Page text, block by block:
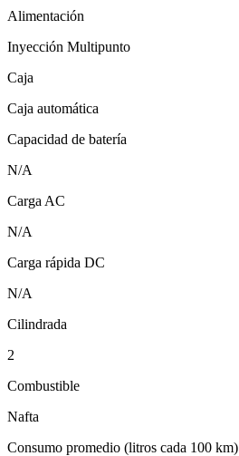
Alimentación
Inyección Multipunto
Caja
Caja automática
Capacidad de batería
N/A
Carga AC
N/A
Carga rápida DC
N/A
Cilindrada
2
Combustible
Nafta
Consumo promedio (litros cada 100 km)